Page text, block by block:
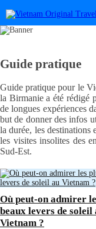
Guide pratique
Guide pratique pour le
la Birmanie a été rédigé
de longues expériences
but de donner des infos
la durée, les destinations
les visites insolites des
Sud-Est.
Où peut-on admirer
beaux levers de soleil
Vietnam ?